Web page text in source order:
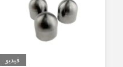
فيديو